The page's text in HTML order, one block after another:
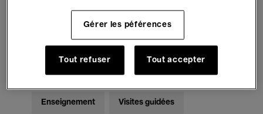
Musique électronique
Pour tous Kids’ Palace
Enseignement Visites guidées
Gérer les péférences
Tout refuser Tout accepter